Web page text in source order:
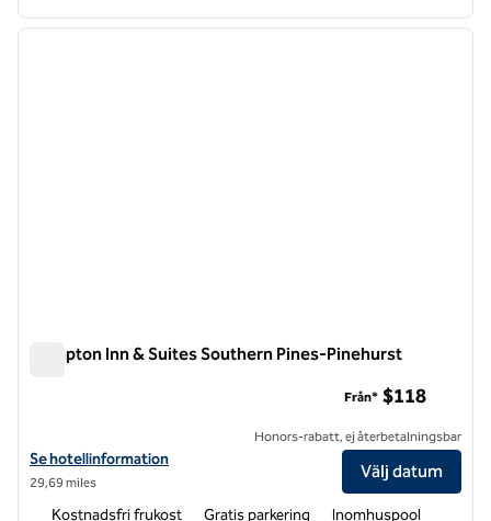
1 av 12
nästa
Hampton Inn & Suites Southern Pines-Pinehurst
Visa hotelldetaljer för Hampton Inn & Suites Southern Pines-
Se hotellinformation
29,69 miles
Från* $118
Honors-rabatt, ej återbetalningsbar
Välj datum
Kostnadsfri frukost Gratis parkering Inomhuspool